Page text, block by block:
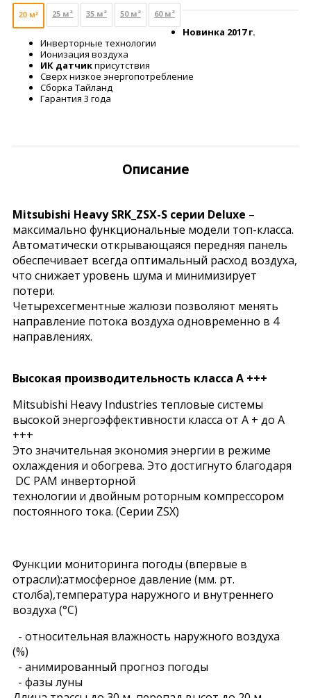
20 м² 25 м² 35 м² 50 м² 60 м²
Новинка 2017 г.
Инверторные технологии
Ионизация воздуха
ИК датчикприсутствия
Сверх низкое энергопотребление
Сборка Тайланд
Гарантия 3 года
Описание
Mitsubishi Heavy SRK_ZSX-S серии Deluxe –
максимально функциональные модели топ-класса.
Автоматически открывающаяся передняя панель
обеспечивает всегда оптимальный расход воздуха,
что снижает уровень шума и минимизирует
потери.
Четырехсегментные жалюзи позволяют менять
направление потока воздуха одновременно в 4
направлениях.
Высокая производительность класса А +++
Mitsubishi Heavy Industries тепловые системы
высокой энергоэффективности класса от А + до А
+++
Это значительная экономия энергии в режиме
охлаждения и обогрева. Это достигнуто благодаря
DC PAM инверторной
технологии и двойным роторным компрессором
постоянного тока. (Серии ZSX)
Функции мониторинга погоды (впервые в
отрасли):атмосферное давление (мм. рт.
столба),температура наружного и внутреннего
воздуха (°С)
- относительная влажность наружного воздуха
(%)
- анимированный прогноз погоды
- фазы луны